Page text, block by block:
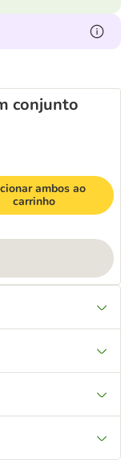
conjunto
ambos ao
carrinho